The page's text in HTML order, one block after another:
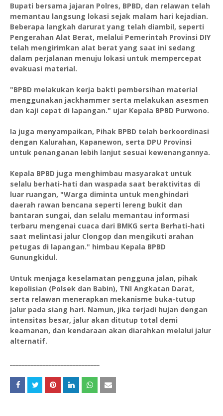
‎Bupati bersama jajaran Polres, BPBD, dan relawan telah
memantau langsung lokasi sejak malam hari kejadian.
Beberapa langkah darurat yang telah diambil, seperti
Pengerahan Alat Berat, melalui Pemerintah Provinsi DIY
telah mengirimkan alat berat yang saat ini sedang
dalam perjalanan menuju lokasi untuk mempercepat
evakuasi material.
‎"BPBD melakukan kerja bakti pembersihan material
menggunakan jackhammer serta melakukan asesmen
dan kaji cepat di lapangan." ujar Kepala BPBD Purwono.
‎Ia juga menyampaikan, Pihak BPBD telah berkoordinasi
dengan Kalurahan, Kapanewon, serta DPU Provinsi
untuk penanganan lebih lanjut sesuai kewenangannya.
‎Kepala BPBD juga menghimbau masyarakat untuk
selalu berhati-hati dan waspada saat beraktivitas di
luar ruangan, "Warga diminta untuk menghindari
daerah rawan bencana seperti lereng bukit dan
bantaran sungai, dan selalu memantau informasi
terbaru mengenai cuaca dari BMKG serta Berhati-hati
saat melintasi jalur Clongop dan mengikuti arahan
petugas di lapangan." himbau Kepala BPBD
Gunungkidul.
‎Untuk menjaga keselamatan pengguna jalan, pihak
kepolisian (Polsek dan Babin), TNI Angkatan Darat,
serta relawan menerapkan mekanisme buka-tutup
jalur pada siang hari. Namun, jika terjadi hujan dengan
intensitas besar, jalur akan ditutup total demi
keamanan, dan kendaraan akan diarahkan melalui jalur
alternatif.